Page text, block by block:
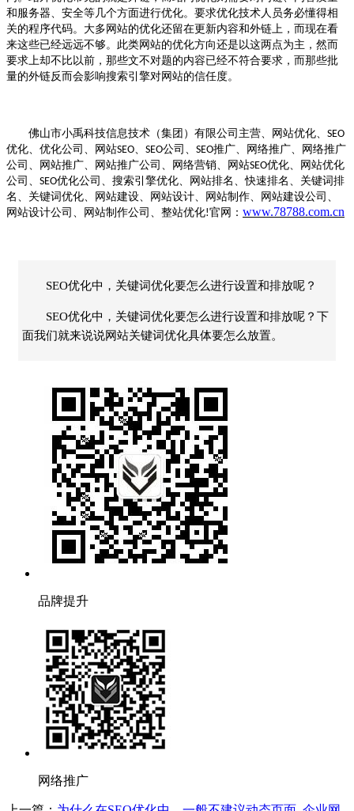
和服务器、安全等几个方面进行优化。要求优化技术人员务必懂得相
关的程序代码。大多网站的优化还留在更新内容和外链上，而现在看
来这些已经远远不够。此类网站的优化方向还是以这两点为主，然而
要求上却不比以前，那些文不对题的内容已经不符合要求，而那些批
量的外链反而会影响搜索引擎对网站的信任度。
佛山市小禹科技信息技术（集团）有限公司主营、网站优化、 SEO
优化、优化公司、网站SEO SEO公司、 SEO推广、网络推广、网络推广
公司、网站推广、网站推广公司、网络营销、网站SEO优化、网站优化
公司、 SEO优化公司、搜索引擎优化、网站排名、快速排名、关键词排
名、关键词优化、网站建设、网站设计、网站制作、网站建设公司、
网站设计公司、网站制作公司、整站优化!官网： www.78788.com.cn
SEO优化中，关键词优化要怎么进行设置和排放呢？
SEO优化中，关键词优化要怎么进行设置和排放呢？下
面我们就来说说网站关键词优化具体要怎么放置。
品牌提升
网络推广